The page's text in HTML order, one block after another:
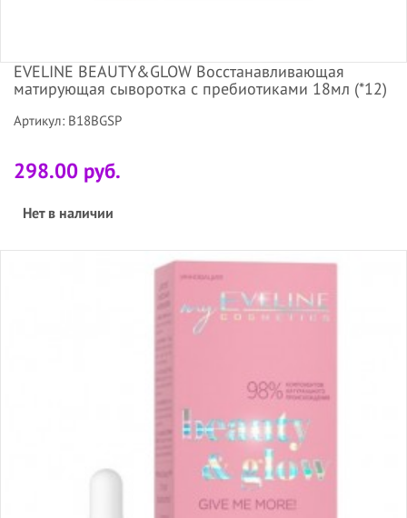
EVELINE BEAUTY&GLOW Восстанавливающая
матирующая сыворотка с пребиотиками 18мл (*12)
Артикул: B18BGSP
298.00 руб.
Нет в наличии